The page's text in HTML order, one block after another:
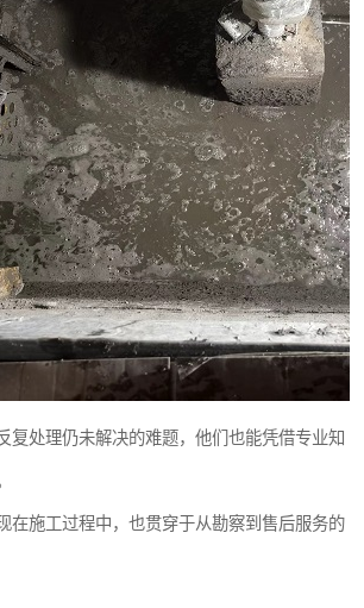
复处理仍未解决的难题，他们也能凭借专业知
在施工过程中，也贯穿于从勘察到售后服务的